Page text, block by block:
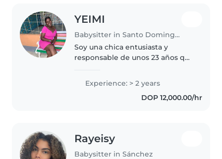
YEIMI
Babysitter in Santo Domingo Este
Soy una chica entusiasta y
responsable de unos 23 años que
cuidando niños de todas las
edades, desde bebés hasta
adolescentes. Estoy en la
Experience: > 2 years
DOP 12,000.00/hr
Rayeisy
Babysitter in Sánchez